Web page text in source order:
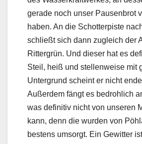
gerade noch unser Pausenbrot
haben. An die Schotterpiste
schließt sich dann zugleich der
Rittergrün. Und dieser hat es
Steil, heiß und stellenweise mit
Untergrund scheint er nicht
Außerdem fängt es bedrohlich
was definitiv nicht von unseren
kann, denn die wurden von
bestens umsorgt. Ein Gewitter